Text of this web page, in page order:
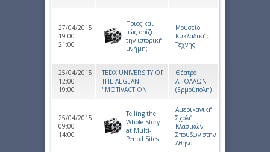
27/04/2015
19:00 -
21:00
Ποιος και
πώς ορίζει
την ιστορική
μνήμη;
Μουσείο
Κυκλαδικής
Τέχνης
25/04/2015
12:00 -
19:00
ΤEDX UNIVERSITY OF
THE AEGEAN -
"MOTIVACTION"
Θέατρο
ΑΠΟΛΛΩΝ
(Ερμούπολη)
25/04/2015
09:00 -
14:00
Telling the
Whole Story
at Multi-
Period Sites
Αμερικανική
Σχολή
Κλασικών
Σπουδών στην
Αθήνα